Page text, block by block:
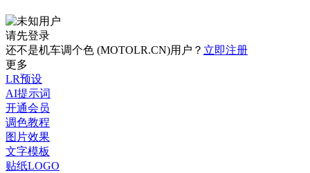
请先登录
还不是机车调个色 (MOTOLR.CN)用户？ 立即注册
更多
LR预设
AI提示词
开通会员
调色教程
图片效果
文字模板
贴纸LOGO